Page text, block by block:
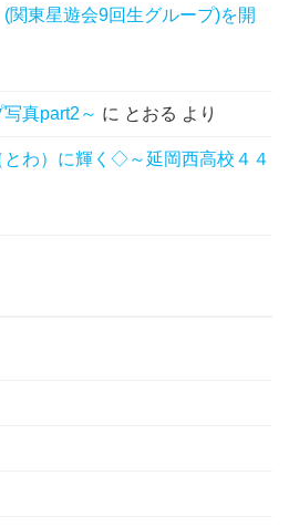
(関東星遊会9回生グループ)を開
真part2～ に とおる より
わ）に輝く◇～延岡西高校４４